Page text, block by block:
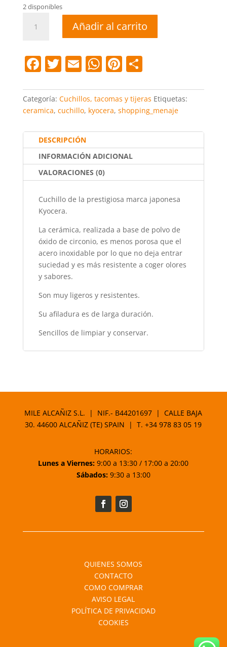
2 disponibles
cerámica
cantidad
Añadir al carrito
F
c
e
b
o
o
k
T
itt
er
E
ai
l
W
at
s
A
p
p
Pi
er
e
st
C
m
p
ar
tir
Categoría: Cuchillos, tacomas y tijeras Etiquetas:
ceramica, cuchillo, kyocera, shopping_menaje
DESCRIPCIÓN
INFORMACIÓN ADICIONAL
VALORACIONES (0)
Cuchillo de la prestigiosa marca japonesa
Kyocera.
La cerámica, realizada a base de polvo de
óxido de circonio, es menos porosa que el
acero inoxidable por lo que no deja entrar
suciedad y es más resistente a coger olores
y sabores.
Son muy ligeros y resistentes.
Su afiladura es de larga duración.
Sencillos de limpiar y conservar.
MILE ALCAÑIZ S.L. | NIF.- B44201697 | CALLE BAJA
30. 44600 ALCAÑIZ (TE) SPAIN | T.+34 978 83 05 19
HORARIOS:
Lunes a Viernes: 9:00 a 13:30 / 17:00 a 20:00
Sábados:9:30 a 13:00
QUIENES SOMOS
CONTACTO
COMO COMPRAR
AVISO LEGAL
POLÍTICA DE PRIVACIDAD
COOKIES